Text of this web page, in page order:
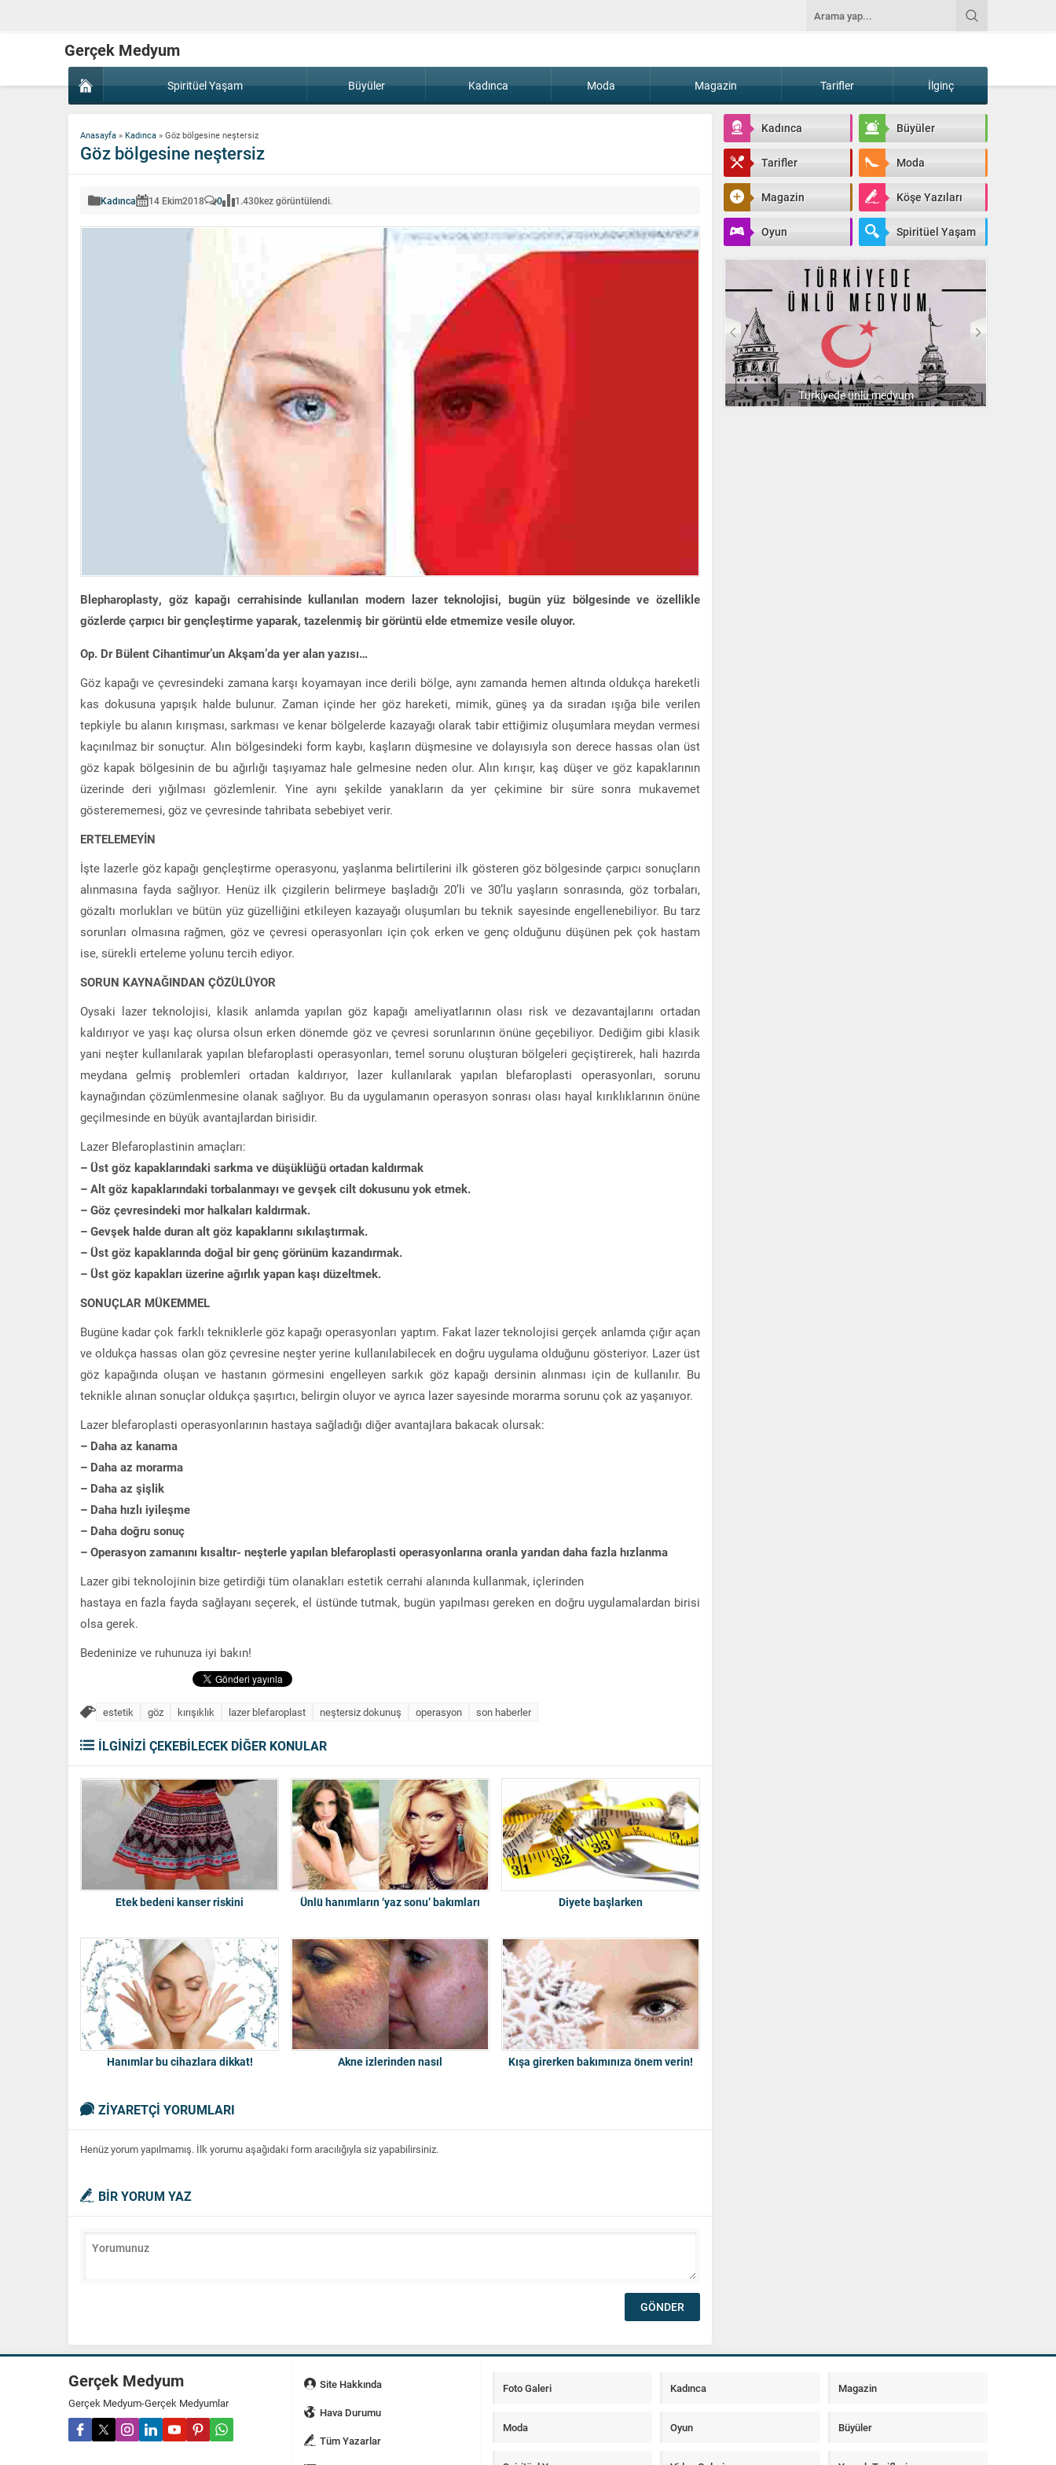
Gerçek Medyum
Spiritüel Yaşam Büyüler Kadınca Moda Magazin Tarifler İlginç
Anasayfa » Kadınca » Göz bölgesine neştersiz
Göz bölgesine neştersiz
Kadınca 14 Ekim2018 0 1.430kez görüntülendi.
Blepharoplasty, göz kapağı cerrahisinde kullanılan modern lazer teknolojisi, bugün yüz bölgesinde ve özellikle
gözlerde çarpıcı bir gençleştirme yaparak, tazelenmiş bir görüntü elde etmemize vesile oluyor.
Op. Dr Bülent Cihantimur’un Akşam’da yer alan yazısı…
Göz kapağı ve çevresindeki zamana karşı koyamayan ince derili bölge, aynı zamanda hemen altında oldukça hareketli
kas dokusuna yapışık halde bulunur. Zaman içinde her göz hareketi, mimik, güneş ya da sıradan ışığa bile verilen
tepkiyle bu alanın kırışması, sarkması ve kenar bölgelerde kazayağı olarak tabir ettiğimiz oluşumlara meydan vermesi
kaçınılmaz bir sonuçtur. Alın bölgesindeki form kaybı, kaşların düşmesine ve dolayısıyla son derece hassas olan üst
göz kapak bölgesinin de bu ağırlığı taşıyamaz hale gelmesine neden olur. Alın kırışır, kaş düşer ve göz kapaklarının
üzerinde deri yığılması gözlemlenir. Yine aynı şekilde yanakların da yer çekimine bir süre sonra mukavemet
gösterememesi, göz ve çevresinde tahribata sebebiyet verir.
ERTELEMEYİN
İşte lazerle göz kapağı gençleştirme operasyonu, yaşlanma belirtilerini ilk gösteren göz bölgesinde çarpıcı sonuçların
alınmasına fayda sağlıyor. Henüz ilk çizgilerin belirmeye başladığı 20’li ve 30’lu yaşların sonrasında, göz torbaları,
gözaltı morlukları ve bütün yüz güzelliğini etkileyen kazayağı oluşumları bu teknik sayesinde engellenebiliyor. Bu tarz
sorunları olmasına rağmen, göz ve çevresi operasyonları için çok erken ve genç olduğunu düşünen pek çok hastam
ise, sürekli erteleme yolunu tercih ediyor.
SORUN KAYNAĞINDAN ÇÖZÜLÜYOR
Oysaki lazer teknolojisi, klasik anlamda yapılan göz kapağı ameliyatlarının olası risk ve dezavantajlarını ortadan
kaldırıyor ve yaşı kaç olursa olsun erken dönemde göz ve çevresi sorunlarının önüne geçebiliyor. Dediğim gibi klasik
yani neşter kullanılarak yapılan blefaroplasti operasyonları, temel sorunu oluşturan bölgeleri geçiştirerek, hali hazırda
meydana gelmiş problemleri ortadan kaldırıyor, lazer kullanılarak yapılan blefaroplasti operasyonları, sorunu
kaynağından çözümlenmesine olanak sağlıyor. Bu da uygulamanın operasyon sonrası olası hayal kırıklıklarının önüne
geçilmesinde en büyük avantajlardan birisidir.
Lazer Blefaroplastinin amaçları:
– Üst göz kapaklarındaki sarkma ve düşüklüğü ortadan kaldırmak
– Alt göz kapaklarındaki torbalanmayı ve gevşek cilt dokusunu yok etmek.
– Göz çevresindeki mor halkaları kaldırmak.
– Gevşek halde duran alt göz kapaklarını sıkılaştırmak.
– Üst göz kapaklarında doğal bir genç görünüm kazandırmak.
– Üst göz kapakları üzerine ağırlık yapan kaşı düzeltmek.
SONUÇLAR MÜKEMMEL
Bugüne kadar çok farklı tekniklerle göz kapağı operasyonları yaptım. Fakat lazer teknolojisi gerçek anlamda çığır açan
ve oldukça hassas olan göz çevresine neşter yerine kullanılabilecek en doğru uygulama olduğunu gösteriyor. Lazer üst
göz kapağında oluşan ve hastanın görmesini engelleyen sarkık göz kapağı dersinin alınması için de kullanılır. Bu
teknikle alınan sonuçlar oldukça şaşırtıcı, belirgin oluyor ve ayrıca lazer sayesinde morarma sorunu çok az yaşanıyor.
Lazer blefaroplasti operasyonlarının hastaya sağladığı diğer avantajlara bakacak olursak:
– Daha az kanama
– Daha az morarma
– Daha az şişlik
– Daha hızlı iyileşme
– Daha doğru sonuç
– Operasyon zamanını kısaltır- neşterle yapılan blefaroplasti operasyonlarına oranla yarıdan daha fazla hızlanma
Lazer gibi teknolojinin bize getirdiği tüm olanakları estetik cerrahi alanında kullanmak, içlerinden
hastaya en fazla fayda sağlayanı seçerek, el üstünde tutmak, bugün yapılması gereken en doğru uygulamalardan birisi
olsa gerek.
Bedeninize ve ruhunuza iyi bakın!
estetik göz kırışıklık lazer blefaroplast neştersiz dokunuş operasyon son haberler
İLGİNİZİ ÇEKEBİLECEK DİĞER KONULAR
Etek bedeni kanser riskini Ünlü hanımların ‘yaz sonu’ bakımları Diyete başlarken
Hanımlar bu cihazlara dikkat! Akne izlerinden nasıl Kışa girerken bakımınıza önem verin!
ZİYARETÇİ YORUMLARI
Henüz yorum yapılmamış. İlk yorumu aşağıdaki form aracılığıyla siz yapabilirsiniz.
BİR YORUM YAZ
Kadınca Büyüler
Tarifler Moda
Magazin Köşe Yazıları
Oyun Spiritüel Yaşam
Türkiyede ünlü medyum
Gerçek Medyum
Gerçek Medyum-Gerçek Medyumlar
Site Hakkında
Hava Durumu
Tüm Yazarlar
Foto Galeri Kadınca Magazin
Moda Oyun Büyüler